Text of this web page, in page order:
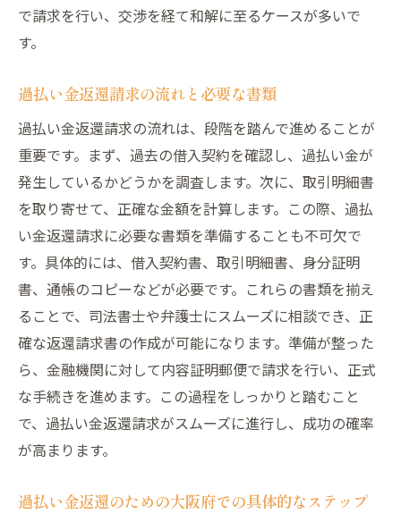
手続き中の注意点とトラブル回避策
過払い金返還請求の体験談大阪府での実際の事
例と成果
大阪府での過払い金返還に成功した事例紹
介
過払い金返還請求の成功談と失敗談
過払い金請求で実際に経済的安心を取り戻
した人々の声
過払い金返還請求の過程で直面した困難と
その解決策
過払い金返還を経験した人々が語るアドバ
イス
功事例から学ぶ
で請求を行い、交渉を経て和解に至るケースが多いで
す。
過払い金返還請求の流れと必要な書類
過払い金返還請求の流れは、段階を踏んで進めることが
重要です。まず、過去の借入契約を確認し、過払い金が
発生しているかどうかを調査します。次に、取引明細書
を取り寄せて、正確な金額を計算します。この際、過払
い金返還請求に必要な書類を準備することも不可欠で
す。具体的には、借入契約書、取引明細書、身分証明
書、通帳のコピーなどが必要です。これらの書類を揃え
ることで、司法書士や弁護士にスムーズに相談でき、正
確な返還請求書の作成が可能になります。準備が整った
ら、金融機関に対して内容証明郵便で請求を行い、正式
な手続きを進めます。この過程をしっかりと踏むこと
で、過払い金返還請求がスムーズに進行し、成功の確率
が高まります。
過払い金返還のための大阪府での具体的なステップ